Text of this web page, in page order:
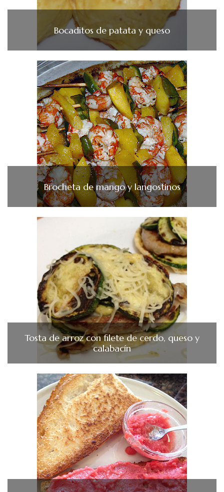
Bocaditos de patata y queso
Brocheta de mango y langostinos
Tosta de arroz con filete de cerdo, queso y
calabacín